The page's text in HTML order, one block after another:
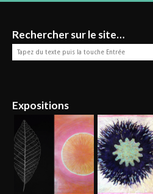
Rechercher sur le site…
Expositions